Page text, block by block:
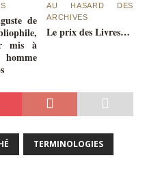
de
mis à
AU HASARD DES
ARCHIVES
Le prix des Livres…
TERMINOLOGIES